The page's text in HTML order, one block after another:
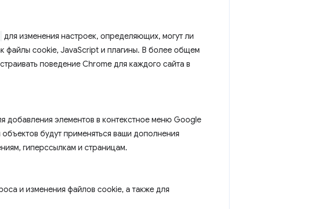
для изменения настроек, определяющих, могут ли
файлы cookie, JavaScript и плагины. В более общем
поведение Chrome для каждого сайта в
добавления элементов в контекстное меню Google
будут применяться ваши дополнения
гиперссылкам и страницам.
и изменения файлов cookie, а также для